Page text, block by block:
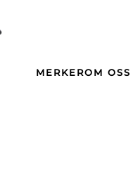
MERKEROM OSS